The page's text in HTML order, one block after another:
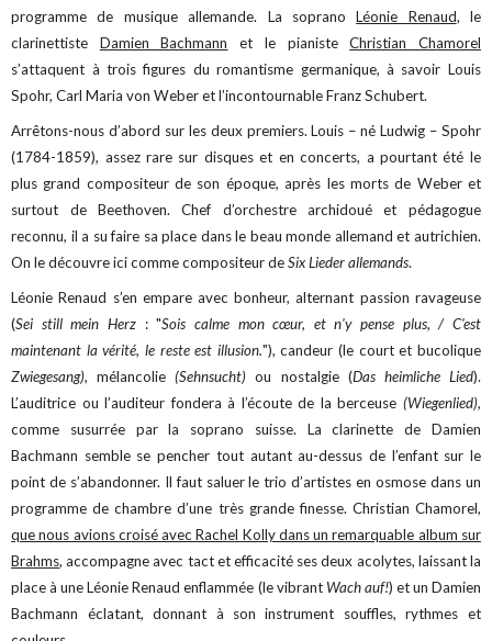
programme de musique allemande. La sopranoLéonie Renaud, le
clarinettiste Damien Bachmann et le pianisteChristian Chamorel
s’attaquent à trois figures du romantisme germanique, à savoir Louis
Spohr, Carl Maria von Weber et l’incontournable Franz Schubert.
Arrêtons-nous d’abord sur les deux premiers. Louis – né Ludwig – Spohr
(1784-1859), assez rare sur disques et en concerts, a pourtant été le
plus grand compositeur de son époque, après les morts de Weber et
surtout de Beethoven. Chef d’orchestre archidoué et pédagogue
reconnu, il a su faire sa place dans le beau monde allemand et autrichien.
On le découvre ici comme compositeur deSix Lieder allemands.
Léonie Renaud s’en empare avec bonheur, alternant passion ravageuse
(Sei still mein Herz : "Sois calme mon cœur, et n'y pense plus, / C'est
maintenant la vérité, le reste est illusion."), candeur (le court et bucolique
Zwiegesang), mélancolie(Sehnsucht) ou nostalgie (Das heimliche Lied).
L’auditrice ou l’auditeur fondera à l’écoute de la berceuse (Wiegenlied),
comme susurrée par la soprano suisse. La clarinette de Damien
Bachmann semble se pencher tout autant au-dessus de l’enfant sur le
point de s’abandonner. Il faut saluer le trio d’artistes en osmose dans un
programme de chambre d’une très grande finesse. Christian Chamorel,
que nous avions croisé avec Rachel Kolly dans un remarquable album sur
Brahms, accompagne avec tact et efficacité ses deux acolytes, laissant la
place à une Léonie Renaud enflammée (le vibrant Wach auf!) et un Damien
Bachmann éclatant, donnant à son instrument souffles, rythmes et